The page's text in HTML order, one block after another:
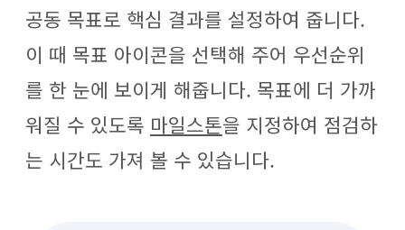
공동 목표로 핵심 결과를 설정하여 줍니다.
이 때 목표 아이콘을 선택해 주어 우선순위
를 한 눈에 보이게 해줍니다. 목표에 더 가까
워질 수 있도록 마일스톤을 지정하여 점검하
는 시간도 가져 볼 수 있습니다.